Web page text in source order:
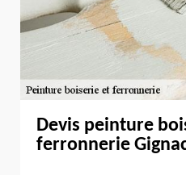
Devis peinture
ferronnerie